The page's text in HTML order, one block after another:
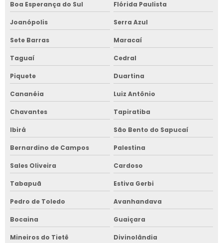
Boa Esperança do Sul Flórida Paulista
Joanópolis Serra Azul
Sete Barras Maracaí
Taguaí Cedral
Piquete Duartina
Cananéia Luiz Antônio
Chavantes Tapiratiba
Ibirá São Bento do Sapucaí
Bernardino de Campos Palestina
Sales Oliveira Cardoso
Tabapuã Estiva Gerbi
Pedro de Toledo Avanhandava
Bocaina Guaiçara
Mineiros do Tietê Divinolândia